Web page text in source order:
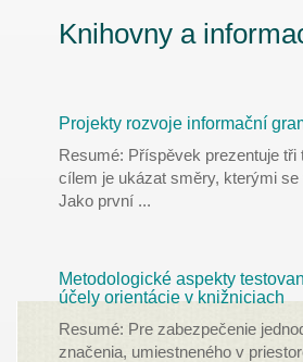
Knihovny a
Projekty rozvoje informační
Resumé: Příspěvek prezentuje
cílem je ukázat směry, kterými
Jako první ...
Metodologické aspekty
účely orientácie v knižniciach
Resumé: Pre zabezpečenie
značenia, umiestneného v